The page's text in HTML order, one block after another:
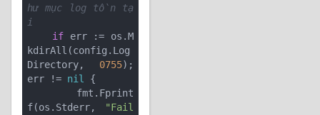
hư mục log tồn tạ
i
if err := os.M
kdirAll(config.Log
Directory, 0755);
err != nil {
f(os.Stderr,
"Fail